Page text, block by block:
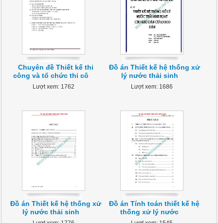
Chuyên đề Thiết kế thi
công và tổ chức thi cô
Lượt xem: 1762
Đồ án Thiết kế hệ thống xử
lý nước thải sinh
Lượt xem: 1686
Đồ án Thiết kế hệ thống xử
lý nước thải sinh
Đồ án Tính toán thiết kế hệ
thống xử lý nước